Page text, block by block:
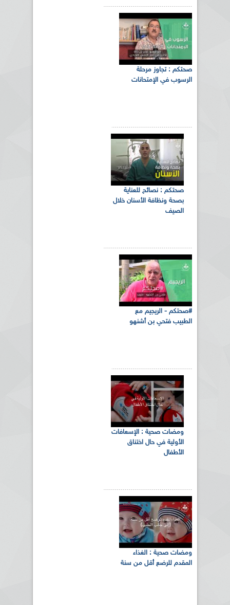
صحتكم : تجاوز مرحلة
الرسوب في الإمتحانات
‏صحتكم‬ : نصائح للعناية
بصحة ونظافة ‫‏الأسنان‬ خلال
الصيف
#صحتكم - الريجيم مع
الطبيب فتحي بن أشنهو
ومضات صحية‬ : الإسعافات
الأولية في حال اختناق
الأطفال
ومضات صحية : الغذاء
المقدم للرضع أقل من سنة